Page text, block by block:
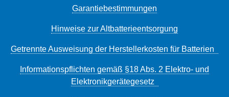
Garantiebestimmungen
Hinweise zur Altbatterieentsorgung
Getrennte Ausweisung der Herstellerkosten für Batterien
Informationspflichten gemäß §18 Abs. 2 Elektro- und
Elektronikgerätegesetz